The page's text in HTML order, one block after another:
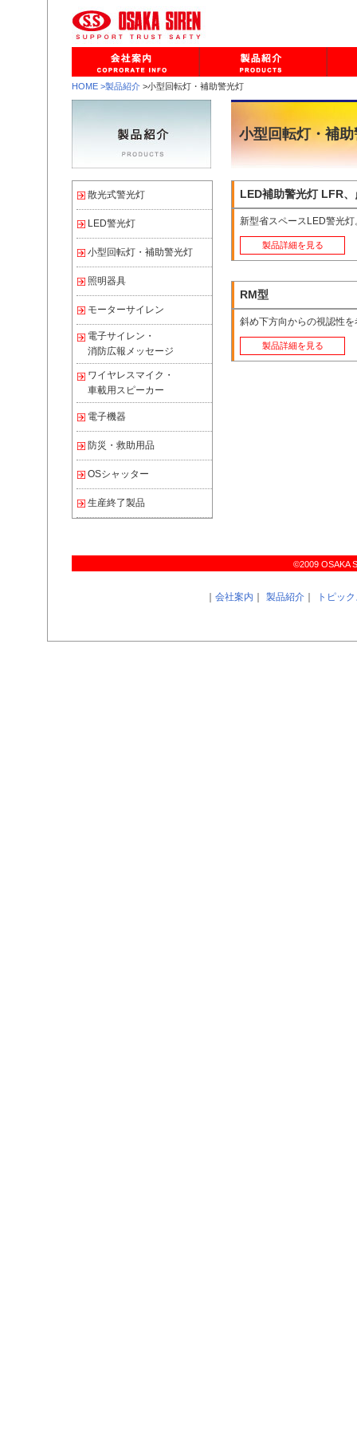
HOME >製品紹介 >小型回転灯・補助警光灯
小型回転灯・補
散光式警光灯
LED警光灯
小型回転灯・補助警光灯
照明器具
モーターサイレン
電子サイレン・
消防広報メッセージ
ワイヤレスマイク・
車載用スピーカー
電子機器
防災・救助用品
OSシャッター
生産終了製品
LED補助警光灯 LFR
新型省スペースLED警光
製品詳細を見る
RM型
斜め下方向からの視認性
製品詳細を見る
©2009 OSAKA
会社案内 製品紹介 トピッ